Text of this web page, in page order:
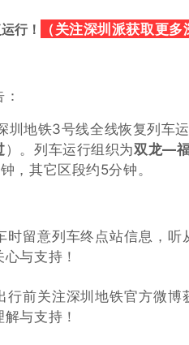
行！ （关注深圳派获取更多
圳地铁3号线全线恢复列车
）。列车运行组织为双龙—
，其它区段约5分钟。
时留意列车终点站信息，
与支持！
行前关注深圳地铁官方微
与支持！